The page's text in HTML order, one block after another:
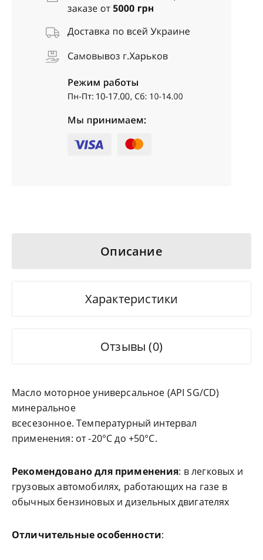
Описание
Характеристики
Отзывы (0)
Масло моторное универсальное (API SG/CD)
минеральное
всесезонное. Температурный интервал
применения: от -20°С до +50°С.
Рекомендовано для применения: в легковых и
грузовых автомобилях, работающих на газе в
обычных бензиновых и дизельных двигателях
Отличительные особенности: